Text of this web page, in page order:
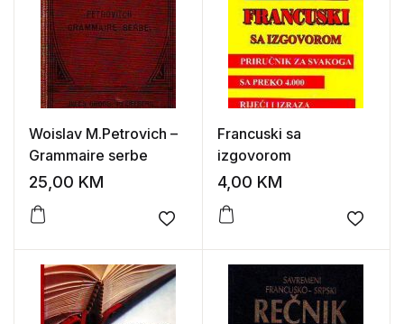
Woislav M.Petrovich –
Grammaire serbe
25,00 KM
Add to wishlist
Francuski sa
izgovorom
4,00 KM
Add